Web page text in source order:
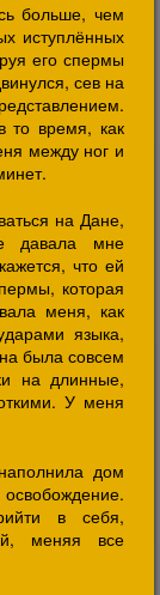
больше, чем
иступлённых
его спермы
сев на
то время, как
между ног и
на Дане,
давала мне
что ей
которая
меня, как
языка,
была совсем
на длинные,
У меня
дом
освобождение.
в себя,
меняя все